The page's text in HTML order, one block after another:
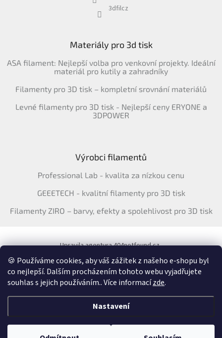
🍪 Používáme cookies, aby váš zážitek z našeho e-shopu byl
co nejlepší. Dalším procházením tohoto webu vyjadřujete
souhlas s jejich používáním.. Více informacízde.
Nastavení
3dfilcz
Materiály pro 3d tisk
ASA filament: Nejlepší volba pro venkovní projekty. Ideální
materiál pro kutily a zahradníky
Filamenty pro 3D tisk – kompletní srovnání materiálů
Levné filamenty pro 3D tisk - Nejlepší ceny ERYONE a
3DPOWER
Výrobci filamentů
Professional Lab - kvalita za nízkou cenu
GEEETECH - kvalitní filamenty pro 3D tisk
Filamenty ZIRO – barvy, efekty a spolehlivost pro 3D tisk
Upravila agentura 404notfound.cz
Katalog filamentů ERYONE pro ČR
Vytvořil Shoptet &
Copyright 2026
Upravit nastavení